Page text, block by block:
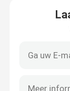
Dubbele
Enkele ligger
De dubbele